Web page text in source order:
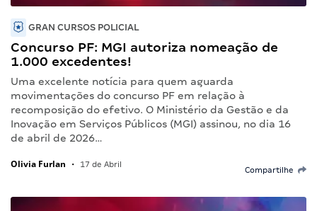
GRAN CURSOS POLICIAL
Concurso PF: MGI autoriza nomeação de
1.000 excedentes!
Uma excelente notícia para quem aguarda
movimentações do concurso PF em relação à
recomposição do efetivo. O Ministério da Gestão e da
Inovação em Serviços Públicos (MGI) assinou, no dia 16
de abril de 2026…
Olivia Furlan • 17 de Abril
Compartilhe